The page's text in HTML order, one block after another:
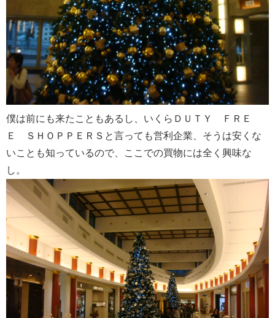
僕は前にも来たこともあるし、いくらＤＵＴＹ ＦＲＥ
Ｅ ＳＨＯＰＰＥＲＳと言っても営利企業、そうは安くな
いことも知っているので、ここでの買物には全く興味な
し。